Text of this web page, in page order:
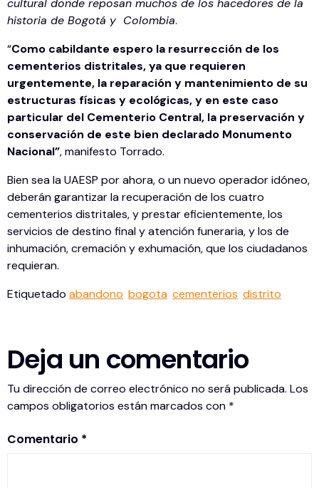
cultural donde reposan muchos de los hacedores de la
historia de Bogotá y Colombia.
“Como cabildante espero la resurrección de los
cementerios distritales, ya que requieren
urgentemente, la reparación y mantenimiento de su
estructuras físicas y ecológicas, y en este caso
particular del Cementerio Central, la preservación y
conservación de este bien declarado Monumento
Nacional”, manifesto Torrado.
Bien sea la UAESP por ahora, o un nuevo operador idóneo,
deberán garantizar la recuperación de los cuatro
cementerios distritales, y prestar eficientemente, los
servicios de destino final y atención funeraria, y los de
inhumación, cremación y exhumación, que los ciudadanos
requieran.
Etiquetado abandono bogota cementerios distrito
Deja un comentario
Tu dirección de correo electrónico no será publicada. Los
campos obligatorios están marcados con *
Comentario *